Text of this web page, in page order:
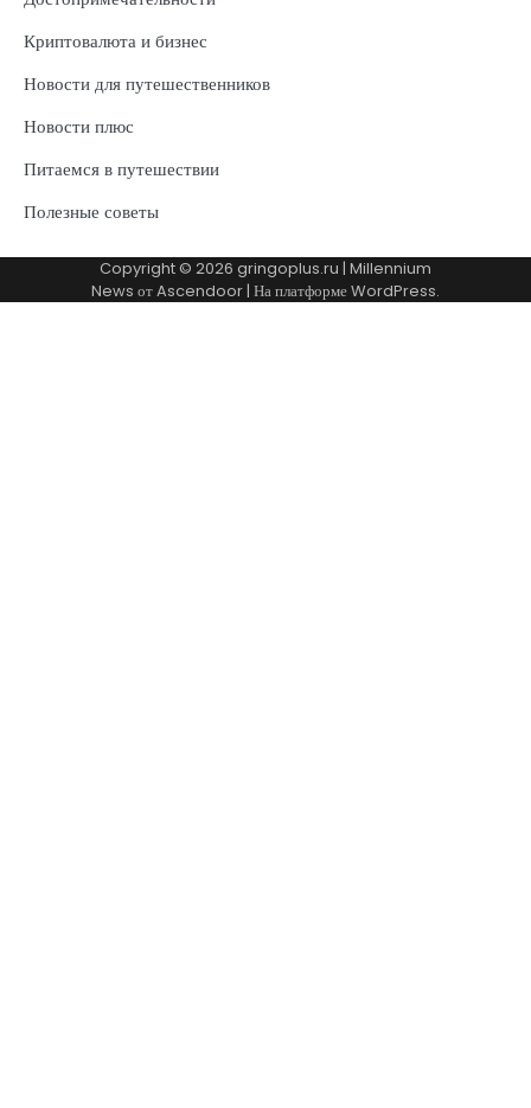
Криптовалюта и бизнес
Новости для путешественников
Новости плюс
Питаемся в путешествии
Полезные советы
Copyright © 2026 gringoplus.ru | Millennium
News отAscendoor | На платформеWordPress.